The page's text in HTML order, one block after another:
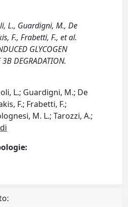
L., Guardigni, M., De
F., Frabetti, F., et al.
GLYCOGEN
3B DEGRADATION.
L.; Guardigni, M.; De
F.; Frabetti, F.;
M. L.; Tarozzi, A.;